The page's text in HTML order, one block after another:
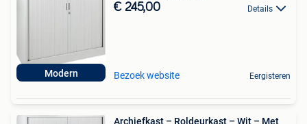
Modern
€ 245,00 Details
Bezoek website Eergisteren
Archiefkast – Roldeurkast – Wit – Met